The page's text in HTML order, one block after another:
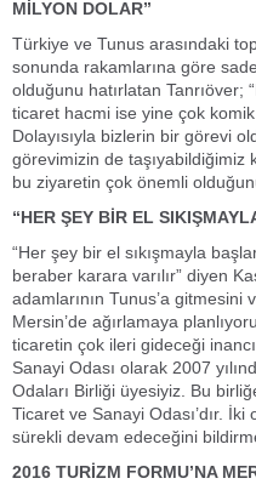
MİLYON DOLAR”
Türkiye ve Tunus arasındaki
sonunda rakamlarına göre
olduğunu hatırlatan Tanrıöver;
ticaret hacmi ise yine çok
Dolayısıyla bizlerin bir görevi
görevimizin de taşıyabildiğimiz
bu ziyaretin çok önemli
“HER ŞEY BİR EL
“Her şey bir el sıkışmayla
beraber karara varılır” diyen
adamlarının Tunus’a gitmesini
Mersin’de ağırlamaya
ticaretin çok ileri gideceği
Sanayi Odası olarak 2007
Odaları Birliği üyesiyiz. Bu
Ticaret ve Sanayi Odası’dır.
sürekli devam edeceğini
2016 TURİZM FORMU’NA